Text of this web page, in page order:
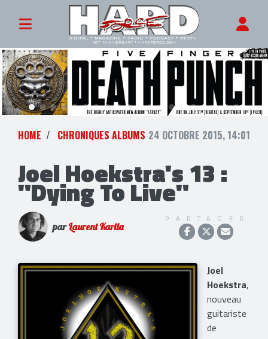
HOME CHRONIQUES ALBUMS 24 OCTOBRE 2015, 14:01
Joel Hoekstra's 13 :
"Dying To Live"
parLaurent Karila
PARTAGER
Joel
Hoekstra,
nouveau
guitariste
de